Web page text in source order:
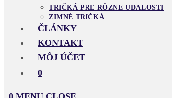
TRIČKÁ PRE RÔZNE UDALOSTI
ZIMNÉ TRIČKÁ
ČLÁNKY
KONTAKT
MÔJ ÚČET
0
0 MENU CLOSE